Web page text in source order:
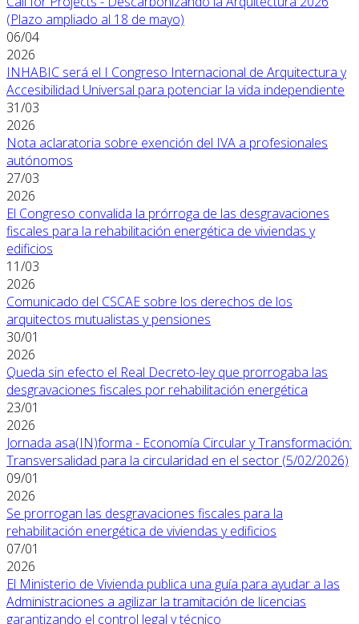
(Plazo ampliado al 18 de mayo)
06/04
2026
INHABIC será el I Congreso Internacional de Arquitectura y
Accesibilidad Universal para potenciar la vida independiente
31/03
2026
Nota aclaratoria sobre exención del IVA a profesionales
autónomos
27/03
2026
El Congreso convalida la prórroga de las desgravaciones
fiscales para la rehabilitación energética de viviendas y
edificios
11/03
2026
Comunicado del CSCAE sobre los derechos de los
arquitectos mutualistas y pensiones
30/01
2026
Queda sin efecto el Real Decreto-ley que prorrogaba las
desgravaciones fiscales por rehabilitación energética
23/01
2026
Jornada asa(IN)forma - Economía Circular y Transformación:
Transversalidad para la circularidad en el sector (5/02/2026)
09/01
2026
Se prorrogan las desgravaciones fiscales para la
rehabilitación energética de viviendas y edificios
07/01
2026
El Ministerio de Vivienda publica una guía para ayudar a las
Administraciones a agilizar la tramitación de licencias
garantizando el control legal y técnico